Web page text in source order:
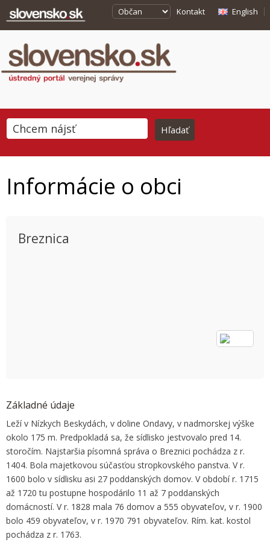
Kontakt English
Informácie o obci
Breznica
Základné údaje
Leží v Nízkych Beskydách, v doline Ondavy, v nadmorskej výške
okolo 175 m. Predpokladá sa, že sídlisko jestvovalo pred 14.
storočím. Najstaršia písomná správa o Breznici pochádza z r.
1404. Bola majetkovou súčasťou stropkovského panstva. V r.
1600 bolo v sídlisku asi 27 poddanských domov. V období r. 1715
až 1720 tu postupne hospodárilo 11 až 7 poddanských
domácností. V r. 1828 mala 76 domov a 555 obyvateľov, v r. 1900
bolo 459 obyvateľov, v r. 1970 791 obyvateľov. Rím. kat. kostol
pochádza z r. 1763.